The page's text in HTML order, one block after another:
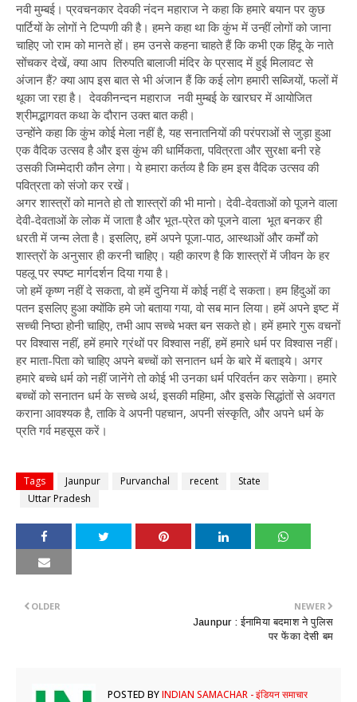
नवी मुम्बई। प्रवचनकार देवकी नंदन महाराज ने कहा कि हमारे बयान पर कुछ
पार्टियों के लोगों ने टिप्पणी की है। हमने कहा था कि कुंभ में उन्हीं लोगों को जाना
चाहिए जो राम को मानते हों। हम उनसे कहना चाहते हैं कि कभी एक हिंदू के नाते
सोंचकर देखें, क्या आप तिरुपति बालाजी मंदिर के प्रसाद में हुई मिलावट से
अंजान हैं? क्या आप इस बात से भी अंजान हैं कि कई लोग हमारी सब्जियों, फलों में
थूका जा रहा है। देवकीनन्दन महाराज नवी मुम्बई के खारघर में आयोजित
श्रीमद्भागवत कथा के दौरान उक्त बात कही।
उन्होंने कहा कि कुंभ कोई मेला नहीं है, यह सनातनियों की परंपराओं से जुड़ा हुआ
एक वैदिक उत्सव है और इस कुंभ की धार्मिकता, पवित्रता और सुरक्षा बनी रहे
उसकी जिम्मेदारी कौन लेगा। ये हमारा कर्तव्य है कि हम इस वैदिक उत्सव की
पवित्रता को संजो कर रखें।
अगर शास्त्रों को मानते हो तो शास्त्रों की भी मानो। देवी-देवताओं को पूजने वाला
देवी-देवताओं के लोक में जाता है और भूत-प्रेत को पूजने वाला भूत बनकर ही
धरती में जन्म लेता है। इसलिए, हमें अपने पूजा-पाठ, आस्थाओं और कर्मों को
शास्त्रों के अनुसार ही करनी चाहिए। यही कारण है कि शास्त्रों में जीवन के हर
पहलू पर स्पष्ट मार्गदर्शन दिया गया है।
जो हमें कृष्ण नहीं दे सकता, वो हमें दुनिया में कोई नहीं दे सकता। हम हिंदुओं का
पतन इसलिए हुआ क्योंकि हमे जो बताया गया, वो सब मान लिया। हमें अपने इष्ट में
सच्ची निष्ठा होनी चाहिए, तभी आप सच्चे भक्त बन सकते हो। हमें हमारे गुरू वचनों
पर विश्वास नहीं, हमें हमारे ग्रंथों पर विश्वास नहीं, हमें हमारे धर्म पर विश्वास नहीं।
हर माता-पिता को चाहिए अपने बच्चों को सनातन धर्म के बारे में बताइये। अगर
हमारे बच्चे धर्म को नहीं जानेंगे तो कोई भी उनका धर्म परिवर्तन कर सकेगा। हमारे
बच्चों को सनातन धर्म के सच्चे अर्थ, इसकी महिमा, और इसके सिद्धांतों से अवगत
कराना आवश्यक है, ताकि वे अपनी पहचान, अपनी संस्कृति, और अपने धर्म के
प्रति गर्व महसूस करें।
Tags Jaunpur Purvanchal recent
State
Uttar Pradesh
NEWER
Jaunpur : ईनामिया बदमाश ने पुलिस
पर फेंका देसी बम
OLDER
POSTED BYINDIAN SAMACHAR - इंडियन समाचार